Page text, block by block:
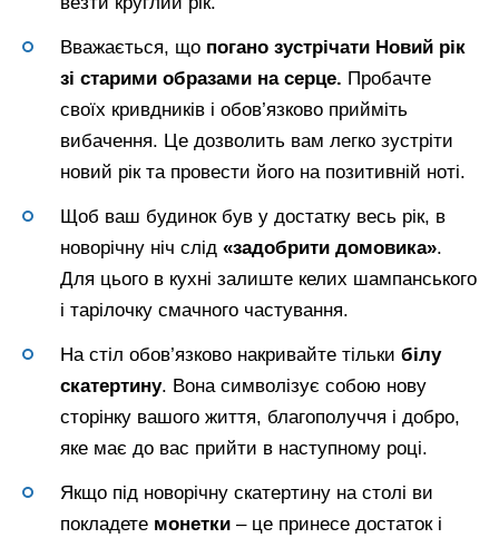
Вважається, що погано зустрічати Новий рік
зі старими образами на серце. Пробачте
своїх кривдників і обов’язково прийміть
вибачення. Це дозволить вам легко зустріти
новий рік та провести його на позитивній ноті.
Щоб ваш будинок був у достатку весь рік, в
новорічну ніч слід «задобрити домовика».
Для цього в кухні залиште келих шампанського
і тарілочку смачного частування.
На стіл обов’язково накривайте тільки білу
скатертину. Вона символізує собою нову
сторінку вашого життя, благополуччя і добро,
яке має до вас прийти в наступному році.
Якщо під новорічну скатертину на столі ви
покладете монетки – це принесе достаток і